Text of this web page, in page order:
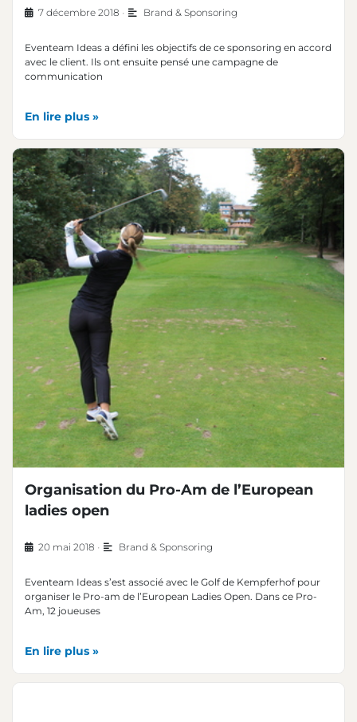
7 décembre 2018 • Brand & Sponsoring
Eventeam Ideas a défini les objectifs de ce sponsoring en accord
avec le client. Ils ont ensuite pensé une campagne de
communication
En lire plus »
Organisation du Pro-Am de l’European
ladies open
20 mai 2018 • Brand & Sponsoring
Eventeam Ideas s’est associé avec le Golf de Kempferhof pour
organiser le Pro-am de l’European Ladies Open. Dans ce Pro-
Am, 12 joueuses
En lire plus »